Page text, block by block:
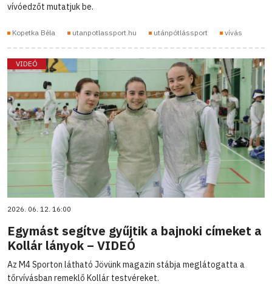
vívóedzőt mutatjuk be.
Kopetka Béla utanpotlassport.hu utánpótlássport vívás
VIDEÓ
2026. 06. 12. 16:00
Egymást segítve gyűjtik a bajnoki címeket a
Kollár lányok – VIDEÓ
Az M4 Sporton látható Jövünk magazin stábja meglátogatta a
tőrvívásban remeklő Kollár testvéreket.